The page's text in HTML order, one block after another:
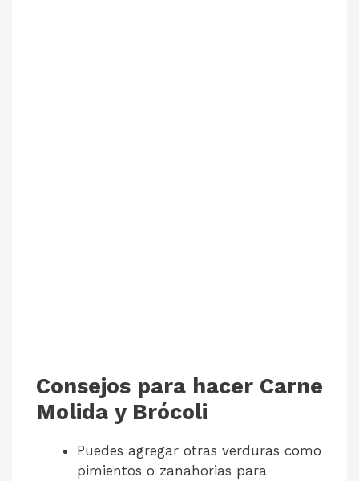
Consejos para hacer Carne
Molida y Brócoli
Puedes agregar otras verduras como
pimientos o zanahorias para